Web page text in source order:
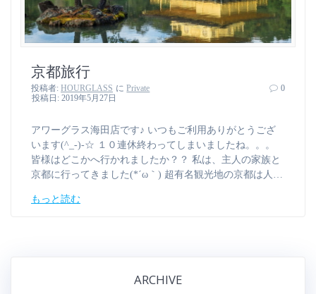
京都旅行
投稿者: HOURGLASS にPrivate
投稿日: 2019年5月27日
0
アワーグラス海田店です♪ いつもご利用ありがとうござ
います(^_-)-☆ １０連休終わってしまいましたね。。。
皆様はどこかへ行かれましたか？？ 私は、主人の家族と
京都に行ってきました(*´ω｀) 超有名観光地の京都は人…
もっと読む
ARCHIVE